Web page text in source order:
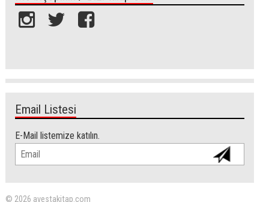
Email Listesi
E-Mail listemize katılın.
© 2026 avestakitap.com